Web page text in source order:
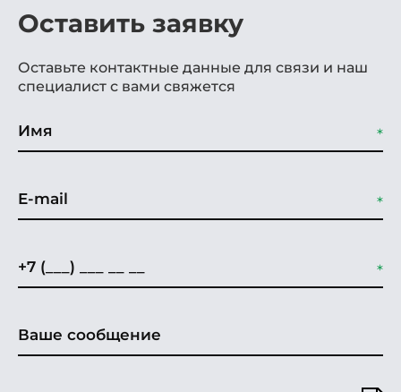
Оставить заявку
Оставьте контактные данные для связи и наш
специалист с вами свяжется